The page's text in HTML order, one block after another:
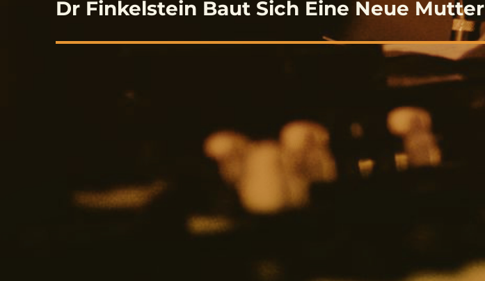
navigation
Dr Finkelstein Baut Sich Eine Neue Mutter